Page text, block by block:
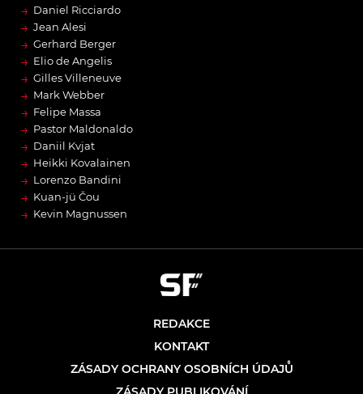
→ Daniel Ricciardo
→ Jean Alesi
→ Gerhard Berger
→ Elio de Angelis
→ Gilles Villeneuve
→ Mark Webber
→ Felipe Massa
→ Pastor Maldonaldo
→ Daniil Kvjat
→ Heikki Kovalainen
→ Lorenzo Bandini
→ Kuan-jü Čou
→ Kevin Magnussen
REDAKCE
KONTAKT
ZÁSADY OCHRANY OSOBNÍCH ÚDAJŮ